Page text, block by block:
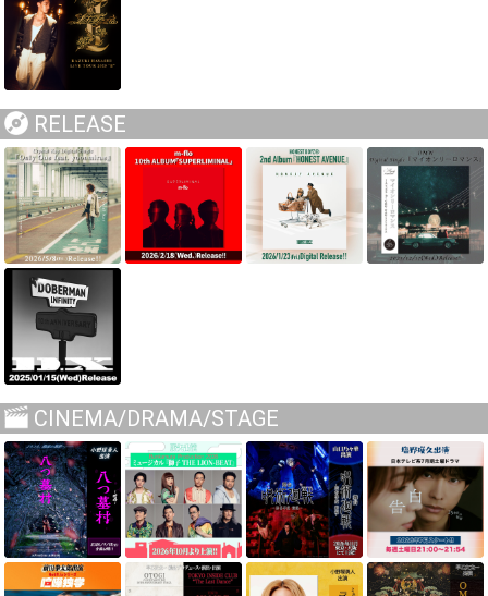
RELEASE
CINEMA/DRAMA/STAGE